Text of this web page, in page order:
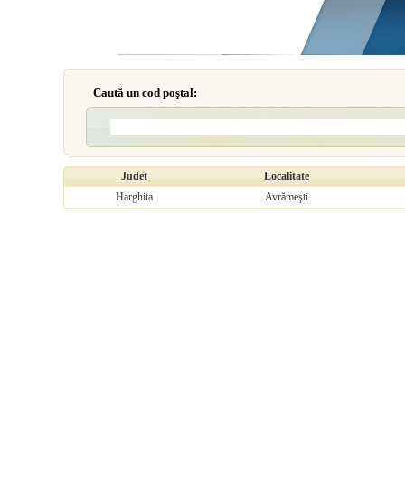
Caută un cod poştal:
Judet
Localitate
Harghita
Avrămeşti